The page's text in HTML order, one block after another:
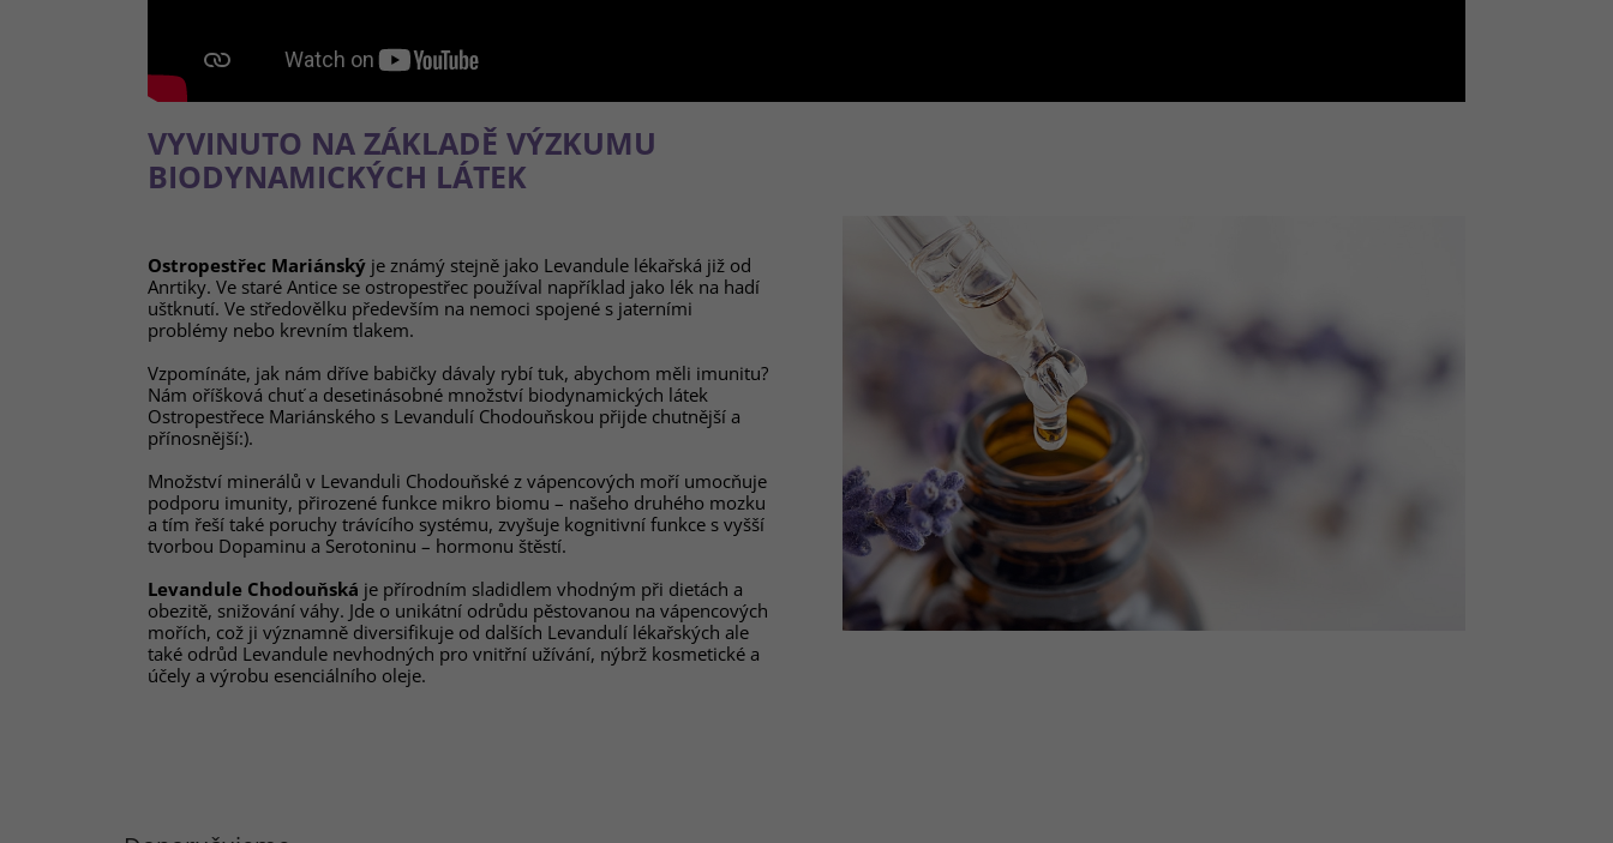
VYVINUTO NA ZÁKLADĚ VÝZKUMU
BIODYNAMICKÝCH LÁTEK
Ostropestřec Mariánský je známý stejně jako Levandule lékařská již od
Anrtiky. Ve staré Antice se ostropestřec používal například jako lék na hadí
uštknutí. Ve středovělku především na nemoci spojené s jaterními
problémy nebo krevním tlakem.
Vzpomínáte, jak nám dříve babičky dávaly rybí tuk, abychom měli imunitu?
Nám oříšková chuť a desetinásobné množství biodynamických látek
Ostropestřece Mariánského s Levandulí Chodouňskou přijde chutnější a
přínosnější:).
Množství minerálů v Levanduli Chodouňské z vápencových moří umocňuje
podporu imunity, přirozené funkce mikro biomu – našeho druhého mozku
a tím řeší také poruchy trávícího systému, zvyšuje kognitivní funkce s vyšší
tvorbou Dopaminu a Serotoninu – hormonu štěstí.
Levandule Chodouňská je přírodním sladidlem vhodným při dietách a
obezitě, snižování váhy. Jde o unikátní odrůdu pěstovanou na vápencových
mořích, což ji významně diversifikuje od dalších Levandulí lékařských ale
také odrůd Levandule nevhodných pro vnitřní užívání, nýbrž kosmetické a
účely a výrobu esenciálního oleje.